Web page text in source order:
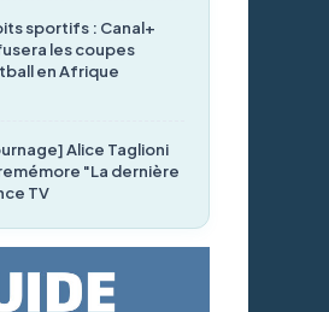
sportifs : Canal+
les coupes
en Afrique
Alice Taglioni
"La dernière
TV